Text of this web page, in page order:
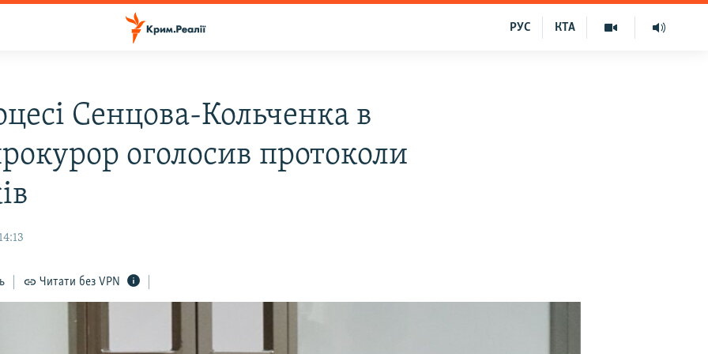
КТА
РУС
Сенцова-Кольченка в
оголосив протоколи
Читати без VPN